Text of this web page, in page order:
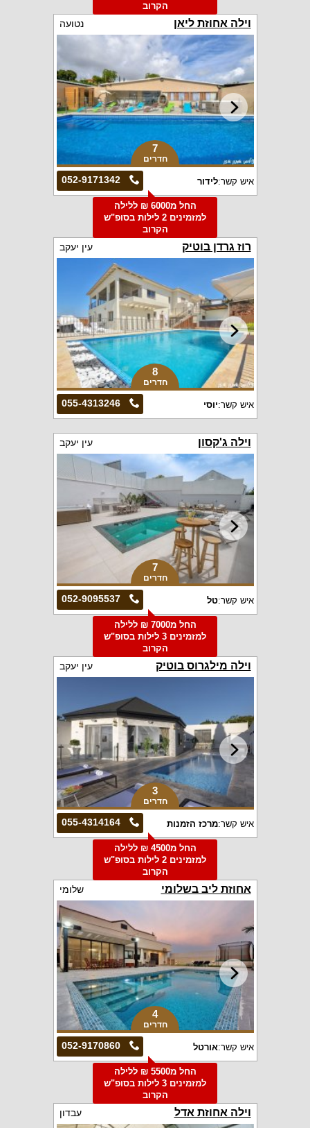
הקרוב
וילה אחוזת ליאן נטועה
7
חדרים
052-9171342 איש קשר:לידור
החל מ6000 ₪ ללילה
למזמינים 2 לילות בסופ"ש
הקרוב
רוז גרדן בוטיק עין יעקב
8
חדרים
055-4313246 איש קשר:יוסי
וילה ג'קסון עין יעקב
7
חדרים
052-9095537 איש קשר:טל
החל מ7000 ₪ ללילה
למזמינים 3 לילות בסופ"ש
הקרוב
וילה מילגרוס בוטיק עין יעקב
3
חדרים
055-4314164 איש קשר:מרכז הזמנות
החל מ4500 ₪ ללילה
למזמינים 2 לילות בסופ"ש
הקרוב
אחוזת ליב בשלומי שלומי
4
חדרים
052-9170860 איש קשר:אורטל
החל מ5500 ₪ ללילה
למזמינים 3 לילות בסופ"ש
הקרוב
וילה אחוזת אדל עבדון